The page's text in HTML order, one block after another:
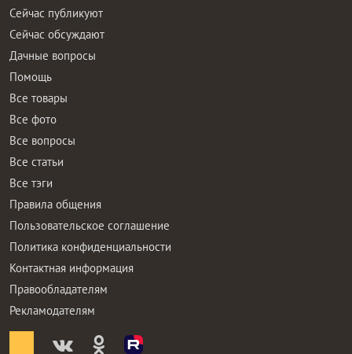
Сейчас публикуют
Сейчас обсуждают
Дачные вопросы
Помощь
Все товары
Все фото
Все вопросы
Все статьи
Все тэги
Правила общения
Пользовательское соглашение
Политика конфиденциальности
Контактная информация
Правообладателям
Рекламодателям